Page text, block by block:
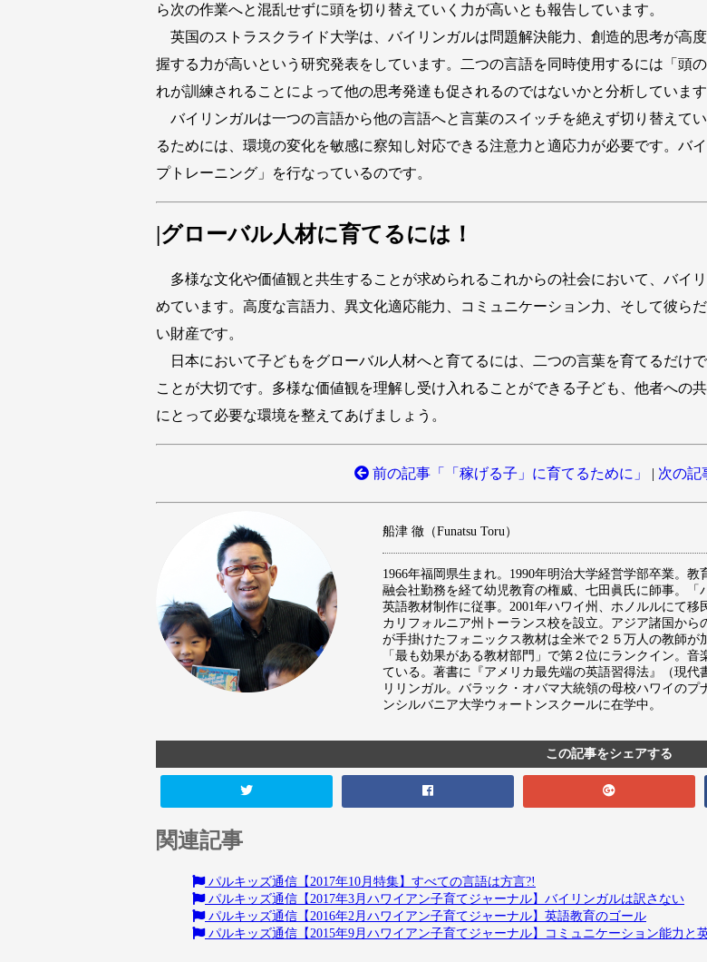
ら次の作業へと混乱せずに頭を切り替えていく力が高いとも報告しています。
英国のストラスクライド大学は、バイリンガルは問題解決能力、創造的思考が高
握する力が高いという研究発表をしています。二つの言語を同時使用するには「頭
れが訓練されることによって他の思考発達も促されるのではないかと分析しています
バイリンガルは一つの言語から他の言語へと言葉のスイッチを絶えず切り替えて
るためには、環境の変化を敏感に察知し対応できる注意力と適応力が必要です。バ
プトレーニング」を行なっているのです。
|グローバル人材に育てるには！
多様な文化や価値観と共生することが求められるこれからの社会において、バイ
めています。高度な言語力、異文化適応能力、コミュニケーション力、そして彼ら
い財産です。
日本において子どもをグローバル人材へと育てるには、二つの言葉を育てるだけ
ことが大切です。多様な価値観を理解し受け入れることができる子ども、他者への
にとって必要な環境を整えてあげましょう。
前の記事「「稼げる子」に育てるために」 | 次の記
船津 徹（Funatsu Toru）
1966年福岡県生まれ。1990年明治大学経営学部卒業。
融会社勤務を経て幼児教育の権威、七田眞氏に師事。
英語教材制作に従事。2001年ハワイ州、ホノルルにて
カリフォルニア州トーランス校を設立。アジア諸国か
が手掛けたフォニックス教材は全米で２５万人の教師が
「最も効果がある教材部門」で第２位にランクイン。
ている。著書に『アメリカ最先端の英語習得法』（現
リリンガル。バラック・オバマ大統領の母校ハワイの
ンシルバニア大学ウォートンスクールに在学中。
この記事をシェアする
関連記事
パルキッズ通信【2017年10月特集】すべての言語は方言?!
パルキッズ通信【2017年3月ハワイアン子育てジャーナル】バイリンガルは訳さない
パルキッズ通信【2016年2月ハワイアン子育てジャーナル】英語教育のゴール
パルキッズ通信【2015年9月ハワイアン子育てジャーナル】コミュニケーション能力と